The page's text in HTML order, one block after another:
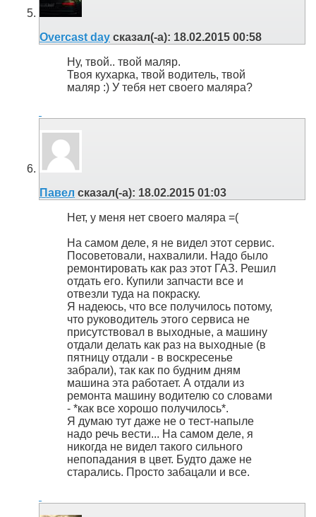
Overcast day сказал(-а): 18.02.2015 00:58
Ну, твой.. твой маляр.
Твоя кухарка, твой водитель, твой
маляр :) У тебя нет своего маляра?
Павел сказал(-а): 18.02.2015 01:03
Нет, у меня нет своего маляра =(
На самом деле, я не видел этот сервис.
Посоветовали, нахвалили. Надо было
ремонтировать как раз этот ГАЗ. Решил
отдать его. Купили запчасти все и
отвезли туда на покраску.
Я надеюсь, что все получилось потому,
что руководитель этого сервиса не
присутствовал в выходные, а машину
отдали делать как раз на выходные (в
пятницу отдали - в воскресенье
забрали), так как по будним дням
машина эта работает. А отдали из
ремонта машину водителю со словами
- *как все хорошо получилось*.
Я думаю тут даже не о тест-напыле
надо речь вести... На самом деле, я
никогда не видел такого сильного
непопадания в цвет. Будто даже не
старались. Просто забацали и все.